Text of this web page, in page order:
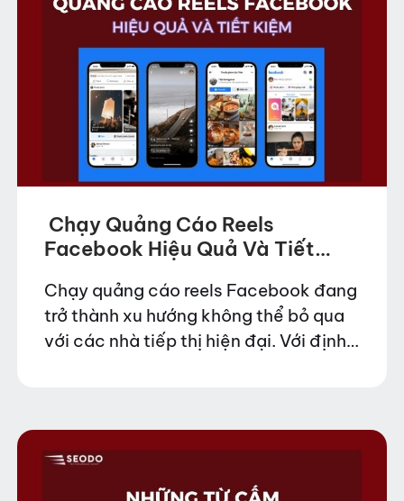
Chạy Quảng Cáo Reels
Facebook Hiệu Quả Và Tiết
Chạy quảng cáo reels Facebook đang
trở thành xu hướng không thể bỏ qua
với các nhà tiếp thị hiện đại. Với định